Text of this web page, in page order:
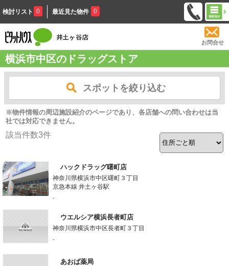
検討リスト 0 最近見た物件 0
お問合せ
横浜市中区のドラッグストア
スポットを絞り込む
※物件情報の周辺施設紹介のページであり、各店舗への問い合わせは当
社では対応できません。
該当件数3件
ハックドラッグ曙町店
神奈川県横浜市中区曙町３丁目
京急本線 井土ヶ谷駅
-
ウエルシア横浜長者町店
神奈川県横浜市中区長者町３丁目
-
あおば薬局